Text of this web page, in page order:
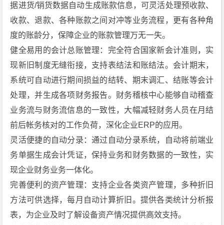
据进货/销货数据自动生成账款信息，可灵活处理预收款、
收款、退款、各种账款之间对冲等业务流程，更有各种角
度的账龄分，保障企业的账款管理万无一失。
健全易用的会计总账管理：完全符合国家新会计准则，实
现新旧制度无缝衔接，支持表结法和账结法。会计期末，
系统可自动进行期间损益的结转、期末调汇、结账等会计
处理，并生成各项财务报告。财务稽核中心能够自动稽查
业务流与财务流信息的一致性，大幅减轻财务人员在月结
前后帐务核对的工作负荷，深化企业ERP的应用。
灵活便捷的自动分录：通过自动分录系统，自动将前端业
务单据生成会计凭证，保持业务和财务数据的一致性，实
现企业财务业务一体化。
完善便利的资产管理：支持企业各类资产管理，多种折旧
方法可供选择，每月自动计算折旧。提供各类统计分析报
表，为企业及时了解设备资产情况提供高效支持。